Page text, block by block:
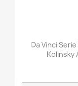
Da Vinci
Kolinsky